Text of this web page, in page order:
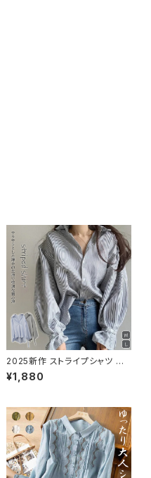
2025新作 ストライプシャツ ブ
ラウス トップス カジュアル 襟付
き 長袖 きれいめ
¥1,880